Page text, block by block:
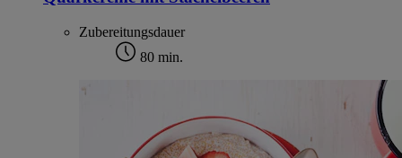
Zubereitungsdauer
80 min.